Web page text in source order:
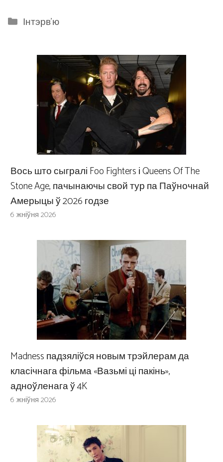
Categories
Інтэрв'ю
Вось што сыгралі Foo Fighters і Queens Of The
Stone Age, пачынаючы свой тур па Паўночнай
Амерыцы ў 2026 годзе
6 жніўня 2026
Madness падзяліўся новым трэйлерам да
класічнага фільма «Вазьмі ці пакінь»,
адноўленага ў 4K
6 жніўня 2026